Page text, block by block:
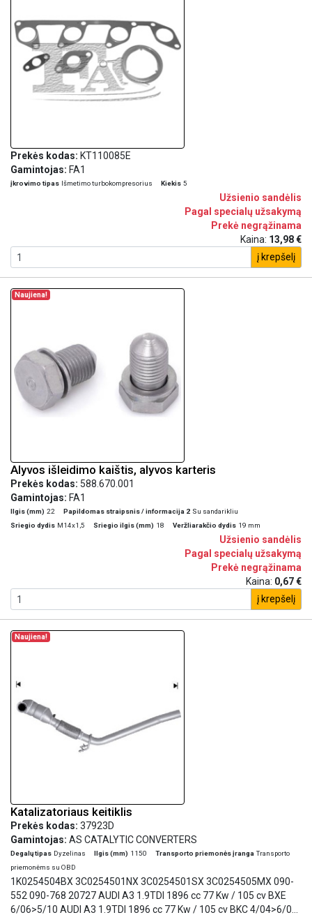
Prekės kodas: KT110085E
Gamintojas: FA1
įkrovimo tipas Išmetimo turbokompresorius Kiekis 5
Užsienio sandėlis
Pagal specialų užsakymą
Prekė negrąžinama
Kaina: 13,98 €
į krepšelį
Naujiena!
Alyvos išleidimo kaištis, alyvos karteris
Prekės kodas: 588.670.001
Gamintojas: FA1
Ilgis (mm) 22 Papildomas straipsnis / informacija 2 Su sandarikliu
Sriegio dydis M14x1,5 Sriegio ilgis (mm) 18 Veržliarakčio dydis 19 mm
Užsienio sandėlis
Pagal specialų užsakymą
Prekė negrąžinama
Kaina: 0,67 €
į krepšelį
Naujiena!
Katalizatoriaus keitiklis
Prekės kodas: 37923D
Gamintojas: AS CATALYTIC CONVERTERS
Degalų tipas Dyzelinas Ilgis (mm) 1150 Transporto priemonės įranga Transporto
priemonėms su OBD
1K0254504BX 3C0254501NX 3C0254501SX 3C0254505MX 090-
552 090-768 20727 AUDI A3 1.9TDI 1896 cc 77 Kw / 105 cv BXE
6/06>5/10 AUDI A3 1.9TDI 1896 cc 77 Kw / 105 cv BKC 4/04>6/08